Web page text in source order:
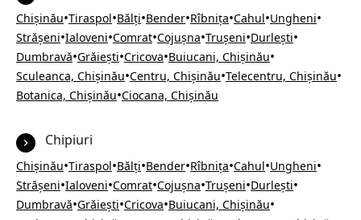
Chișinău•Tiraspol•Bălți•Bender•Rîbnița•Cahul•Ungheni•
Strășeni•Ialoveni•Comrat•Cojușna•Trușeni•Durlești•
Dumbravă•Grăiești•Cricova•Buiucani, Chișinău•
Sculeanca, Chișinău•Centru, Chișinău•Telecentru, Chișinău•
Botanica, Chișinău•Ciocana, Chișinău
Chipiuri
Chișinău•Tiraspol•Bălți•Bender•Rîbnița•Cahul•Ungheni•
Strășeni•Ialoveni•Comrat•Cojușna•Trușeni•Durlești•
Dumbravă•Grăiești•Cricova•Buiucani, Chișinău•